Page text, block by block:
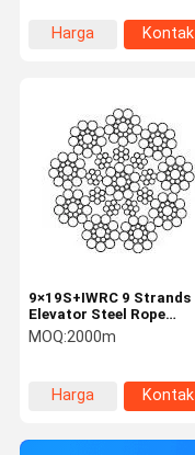
Harga
Kontak
9×19S+IWRC 9 Strands
Elevator Steel Rope
Elevator Industry 19mm
MOQ:2000m
Harga
Kontak